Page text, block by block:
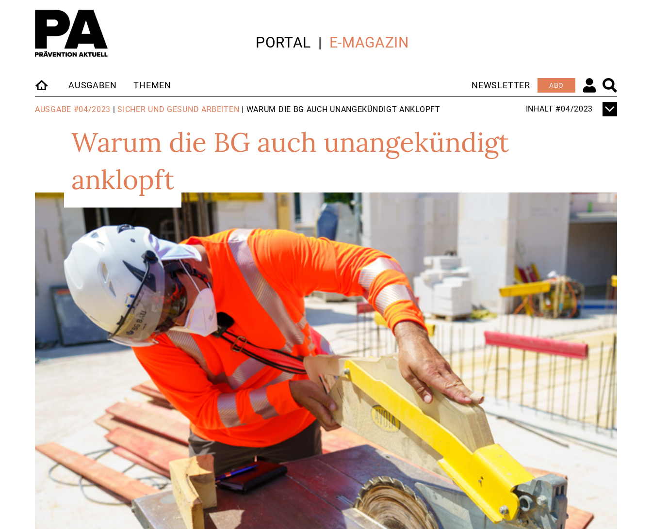
PORTAL E-MAGAZIN
STARTSEITE
AUSGABEN THEMEN NEWSLETTER ABO
AUSGABE #04/2023 |SICHER UND GESUND ARBEITEN | WARUM DIE BG AUCH UNANGEKÜNDIGT ANKLOPFT
INHALT #04/2023
OB DIREKT ODER
INDIREKT – DER
KLIMAWANDEL MIT
TUN HAT
KOPFSACHE
KLIMASCHUTZ
HITZE, ALLERGIEN,
INFEKTIONEN
GEFAHR DURCH NEUE
STOFFE
ZAHLEN & FAKTEN
DAS HANDWERK IN
DEUTSCHLAND
SICHER UND GESUND
ARBEITEN
DIE SYSTEMISCHE
BEURTEILUNG DER
ARBEITSBEDINGUNGEN
WARUM DIE BG AUCH
UNANGEKÜNDIGT
ANKLOPFT
ARBEITSSICHERHEITSREPORT:
NACHHOLBEDARF IN
ALLEN BEREICHEN
Warum die BG auch unangekündigt
anklopft